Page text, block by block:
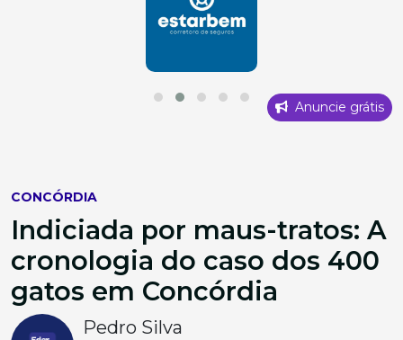
Anuncie grátis
CONCÓRDIA
Indiciada por maus-tratos: A
cronologia do caso dos 400
gatos em Concórdia
Pedro Silva